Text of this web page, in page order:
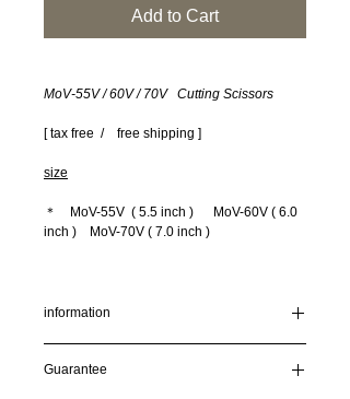
Add to Cart
MoV-55V / 60V / 70V Cutting Scissors
[ tax free / free shipping ]
size
＊ MoV-55V ( 5.5 inch ) MoV-60V ( 6.0
inch ) MoV-70V ( 7.0 inch )
information
information secure, our site uses SSL
Guarantee